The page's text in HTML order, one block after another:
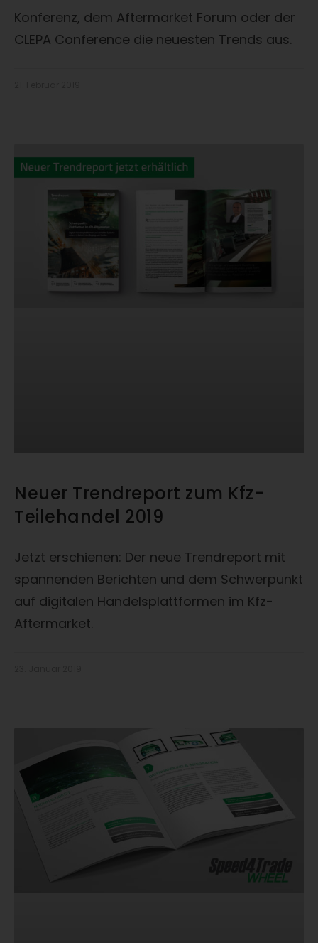
Konferenz, dem Aftermarket Forum oder der
CLEPA Conference die neuesten Trends aus.
Neuer Trendreport zum Kfz-
Teilehandel 2019
Jetzt erschienen: Der neue Trendreport mit
spannenden Berichten und dem Schwerpunkt
auf digitalen Handelsplattformen im Kfz-
Aftermarket.